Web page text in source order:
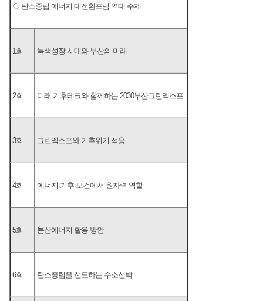
◇ 탄소중립 에너지 대전환포럼 역대 주제
1회 녹색성장 시대와 부산의 미래
2회 미래 기후테크와 함께하는 2030부산그린엑스포
3회 그린엑스포와 기후위기 적응
4회 에너지·기후·보건에서 원자력 역할
5회 분산에너지 활용 방안
6회 탄소중립을 선도하는 수소선박